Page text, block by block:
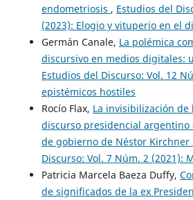
endometriosis , Estudios del
(2023): Elogio y vituperio en el
Germán Canale, La polémica
discursivo en medios digitales:
Estudios del Discurso: Vol. 12
epistémicos hostiles
Rocío Flax, La invisibilización
discurso presidencial
de gobierno de Néstor Kirchner
Discurso: Vol. 7 Núm. 2 (2021):
Patricia Marcela Baeza Duffy,
de significados de la ex